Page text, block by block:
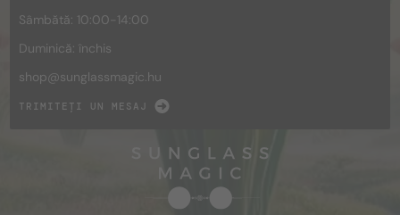
Sâmbătă: 10:00-14:00
Duminică: închis
shop@sunglassmagic.hu
TRIMITEȚI UN MESAJ